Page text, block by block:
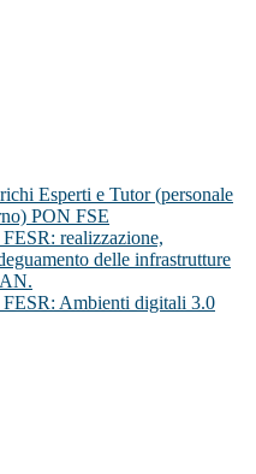
Esperti e Tutor (personale
PON FSE
realizzazione,
delle infrastrutture
Ambienti digitali 3.0